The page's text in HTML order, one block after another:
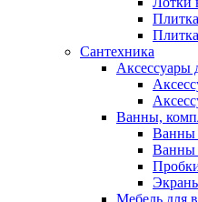
Сантехника
Аксессуары
Ванны,
Ванны
Ванны
Мебель для